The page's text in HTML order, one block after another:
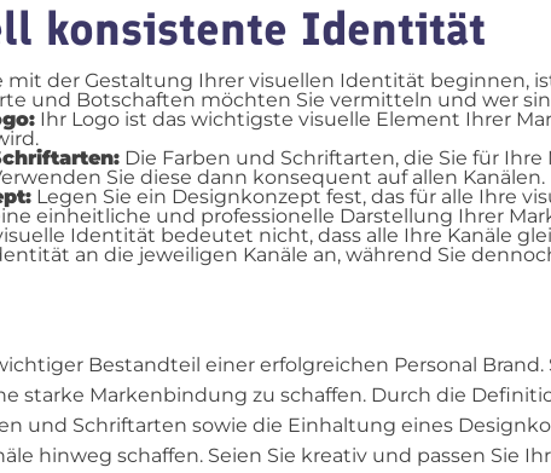
konsistente Identität
mit der Gestaltung Ihrer visuellen Identität beginnen,
und Botschaften möchten Sie vermitteln und wer
Ihr Logo ist das wichtigste visuelle Element Ihrer
Die Farben und Schriftarten, die Sie für
Sie diese dann konsequent auf allen Kanälen.
Legen Sie ein Designkonzept fest, das für alle Ihre
einheitliche und professionelle Darstellung Ihrer
Identität bedeutet nicht, dass alle Ihre Kanäle
an die jeweiligen Kanäle an, während Sie
Bestandteil einer erfolgreichen Personal Brand.
starke Markenbindung zu schaffen. Durch die
und Schriftarten sowie die Einhaltung eines
hinweg schaffen. Seien Sie kreativ und passen Sie